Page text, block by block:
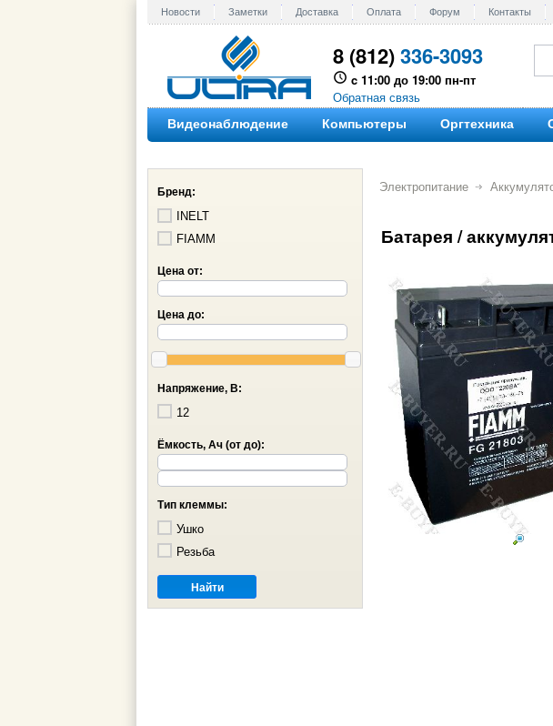
Новости Заметки Доставка Оплата Форум Контакты
8 (812)336-3093
c 11:00 до 19:00 пн-пт
Обратная связь
Видеонаблюдение Компьютеры Оргтехника
Бренд:
INELT
FIAMM
Цена от:
Цена до:
Напряжение, В:
12
Ёмкость, Ач (от до):
Тип клеммы:
Ушко
Резьба
Электропитание
Батарея /